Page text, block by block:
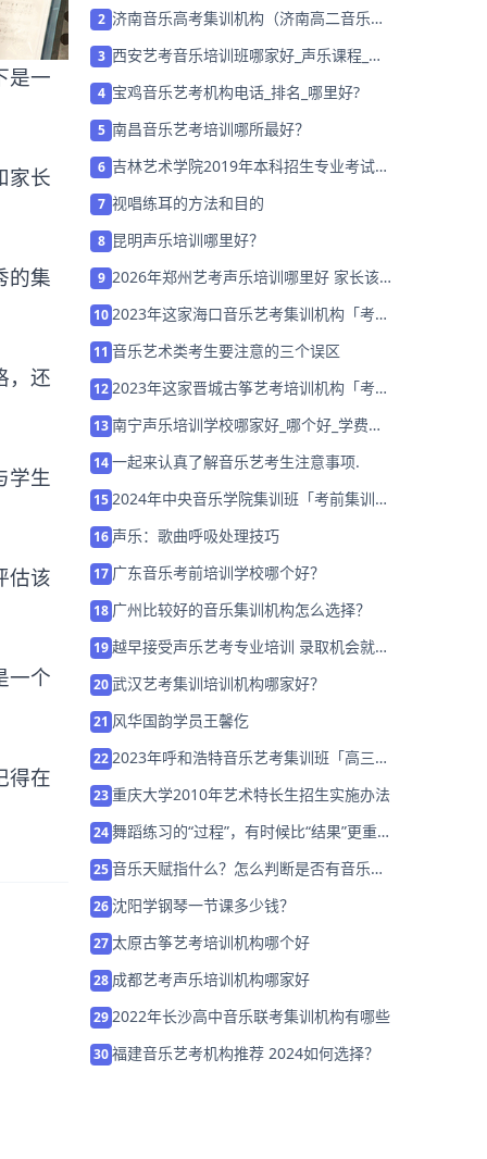
是一
家长
的集
，还
学生
估该
一个
得在
2 济南音乐高考集训机构（济南高二音乐培
3 西安艺考音乐培训班哪家好_声乐课程_价
4 宝鸡音乐艺考机构电话_排名_哪里好?
5 南昌音乐艺考培训哪所最好？
6 吉林艺术学院2019年本科招生专业考试通
7 视唱练耳的方法和目的
8 昆明声乐培训哪里好？
9 2026年郑州艺考声乐培训哪里好 家长该
102023年这家海口音乐艺考集训机构「考前
11 音乐艺术类考生要注意的三个误区
122023年这家晋城古筝艺考培训机构「考前
13南宁声乐培训学校哪家好_哪个好_学费多
14一起来认真了解音乐艺考生注意事项.
152024年中央音乐学院集训班「考前集训营
16 声乐：歌曲呼吸处理技巧
17 广东音乐考前培训学校哪个好？
18 广州比较好的音乐集训机构怎么选择？
19越早接受声乐艺考专业培训 录取机会就越
20武汉艺考集训培训机构哪家好？
21 风华国韵学员王馨仡
222023年呼和浩特音乐艺考集训班「高三考
23重庆大学2010年艺术特长生招生实施办法
24舞蹈练习的“过程”，有时候比“结果”更重
25音乐天赋指什么？怎么判断是否有音乐天
26沈阳学钢琴一节课多少钱？
27太原古筝艺考培训机构哪个好
28 成都艺考声乐培训机构哪家好
292022年长沙高中音乐联考集训机构有哪些
30福建音乐艺考机构推荐 2024如何选择？